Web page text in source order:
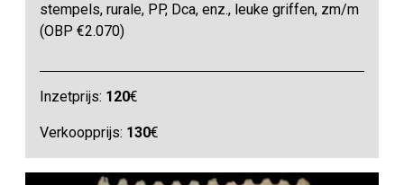
stempels, rurale, PP, Dca, enz., leuke griffen, zm/m
(OBP €2.070)
Inzetprijs: 120€
Verkoopprijs: 130€